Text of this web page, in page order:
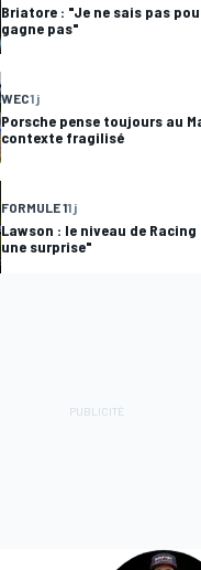
Briatore : "Je ne sais pas
gagne pas"
WEC1 j
Porsche pense toujours au
contexte fragilisé
FORMULE 11 j
Lawson : le niveau de
une surprise"